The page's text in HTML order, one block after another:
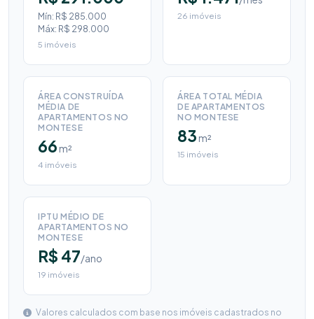
Mín: R$ 285.000
Máx: R$ 298.000
5 imóveis
26 imóveis
ÁREA CONSTRUÍDA
MÉDIA DE
APARTAMENTOS NO
MONTESE
66 m²
4 imóveis
ÁREA TOTAL MÉDIA
DE APARTAMENTOS
NO MONTESE
83 m²
15 imóveis
IPTU MÉDIO DE
APARTAMENTOS NO
MONTESE
R$ 47/ano
19 imóveis
Valores calculados com base nos imóveis cadastrados no